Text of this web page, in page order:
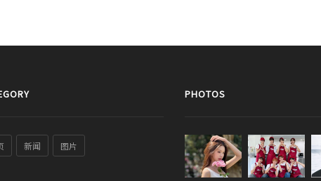
新闻 图片
PHOTOS